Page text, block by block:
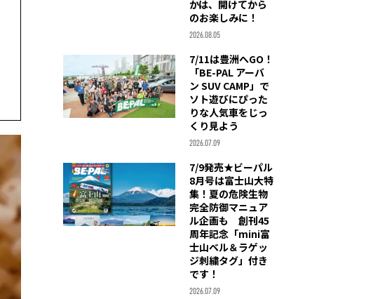
かは、開けてから
のお楽しみに！
2026.08.05
7/11は豊洲へGO！
「BE-PAL アーバ
ン SUV CAMP」で
ソト遊びにぴった
りな人気車をじっ
くり見よう
2026.07.09
7/9発売★ビーパル
8月号は富士山大特
集！夏の危険生物
完全防御マニュア
ル企画も 創刊45
周年記念「mini富
士山ベル＆ラゲッ
ジ刺繍タグ」付き
です！
2026.07.09